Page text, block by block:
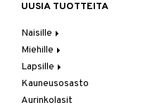
UUSIA TUOTTEITA
Naisille
Hiukset
Gift Set
Harjat / Kammat
Hiuskuurit
Ihonhoito
Aurinkotuotteet
Erikoistuotteet
Korut
Kaulakorut
Kosmetiikka
Miehille
Hiukset
Hiustenlähtö
Hiusväri
Ihonhoito
Aurinkotuotteet
Parfyymit
Lapsille
Kosmetiikkalaukkuja
Kylpytuotteita
Kauneusosasto
Aurinkolasit